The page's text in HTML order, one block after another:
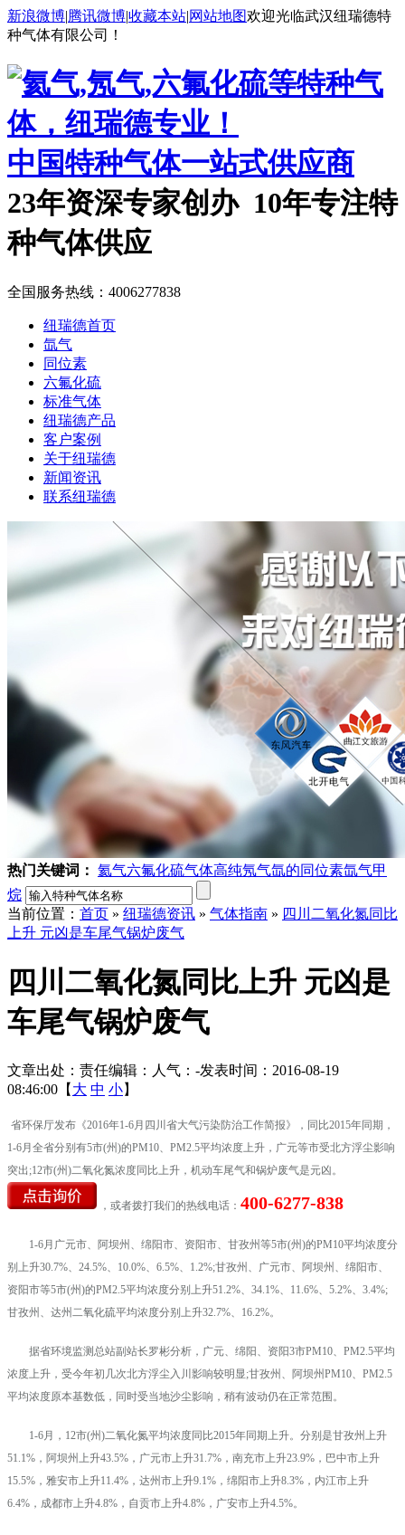
新浪微博|腾讯微博|收藏本站|网站地图欢迎光临武汉纽瑞德特
种气体有限公司！
中国特种气体一站式供应商
23年资深专家创办 10年专注特
种气体供应
全国服务热线： 4006277838
纽瑞德首页
氙气
同位素
六氟化硫
标准气体
纽瑞德产品
客户案例
关于纽瑞德
新闻资讯
联系纽瑞德
热门关键词： 氦气六氟化硫气体高纯氖气氙的同位素氙气甲
烷
当前位置： 首页 » 纽瑞德资讯 » 气体指南 » 四川二氧化氮同比
上升 元凶是车尾气锅炉废气
四川二氧化氮同比上升 元凶是
车尾气锅炉废气
文章出处： 责任编辑： 人气： -发表时间：2016-08-19
08:46:00【 大 中 小】
省环保厅发布《2016年1-6月四川省大气污染防治工作简报》，同比2015年同期，
1-6月全省分别有5市(州)的PM10、PM2.5平均浓度上升，广元等市受北方浮尘影响
突出;12市(州)二氧化氮浓度同比上升，机动车尾气和锅炉废气是元凶。
，或者拨打我们的热线电话： 400-6277-838
1-6月广元市、阿坝州、绵阳市、资阳市、甘孜州等5市(州)的PM10平均浓度分
别上升30.7%、24.5%、10.0%、6.5%、1.2%;甘孜州、广元市、阿坝州、绵阳市、
资阳市等5市(州)的PM2.5平均浓度分别上升51.2%、34.1%、11.6%、5.2%、3.4%;
甘孜州、达州二氧化硫平均浓度分别上升32.7%、16.2%。
据省环境监测总站副站长罗彬分析，广元、绵阳、资阳3市PM10、PM2.5平均
浓度上升，受今年初几次北方浮尘入川影响较明显;甘孜州、阿坝州PM10、PM2.5
平均浓度原本基数低，同时受当地沙尘影响，稍有波动仍在正常范围。
1-6月，12市(州)二氧化氮平均浓度同比2015年同期上升。分别是甘孜州上升
51.1%，阿坝州上升43.5%，广元市上升31.7%，南充市上升23.9%，巴中市上升
15.5%，雅安市上升11.4%，达州市上升9.1%，绵阳市上升8.3%，内江市上升
6.4%，成都市上升4.8%，自贡市上升4.8%，广安市上升4.5%。